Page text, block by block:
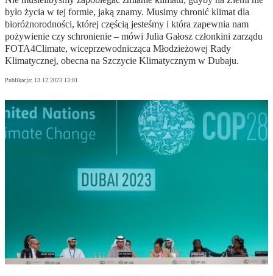
było życia w tej formie, jaką znamy. Musimy chronić klimat dla
bioróżnorodności, której częścią jesteśmy i która zapewnia nam
pożywienie czy schronienie – mówi Julia Gałosz członkini zarządu
FOTA4Climate, wiceprzewodnicząca Młodzieżowej Rady
Klimatycznej, obecna na Szczycie Klimatycznym w Dubaju.
Publikacja: 13.12.2023 13:01